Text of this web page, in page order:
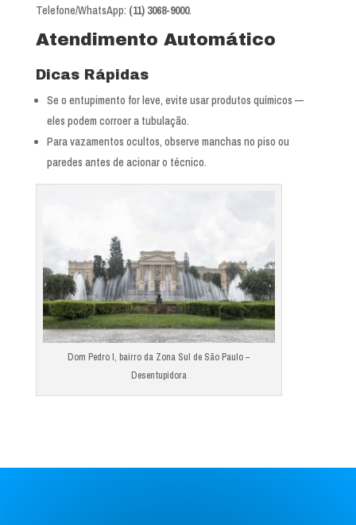
Telefone/WhatsApp: (11) 3068-9000.
Atendimento Automático
Dicas Rápidas
Se o entupimento for leve, evite usar produtos químicos —
eles podem corroer a tubulação.
Para vazamentos ocultos, observe manchas no piso ou
paredes antes de acionar o técnico.
Dom Pedro I, bairro da Zona Sul de São Paulo –
Desentupidora